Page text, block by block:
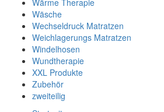
Wärme Therapie
Wäsche
Wechseldruck Matratzen
Weichlagerungs Matratzen
Windelhosen
Wundtherapie
XXL Produkte
Zubehör
zweiteilig